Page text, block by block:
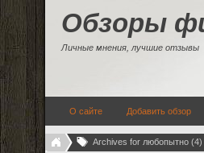
Обзоры
Личные мнения, лучшие отзывы
О сайте Добавить обзор
Archives for любопытно (4)